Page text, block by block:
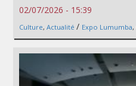
02/07/2026 - 15:39
Culture, Actualité / Expo Lumumba,